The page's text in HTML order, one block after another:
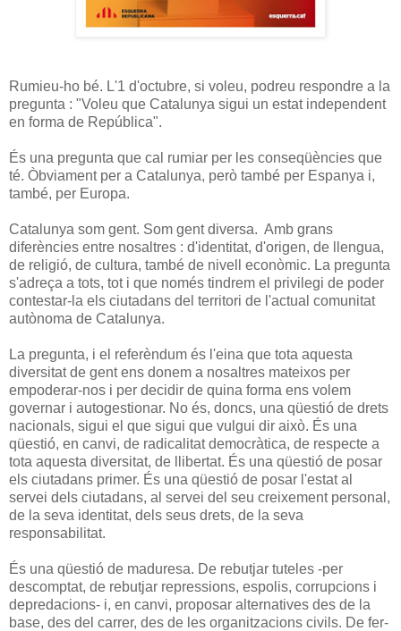
Rumieu-ho bé. L'1 d'octubre, si voleu, podreu respondre a la
pregunta : "Voleu que Catalunya sigui un estat independent
en forma de República".
És una pregunta que cal rumiar per les conseqüències que
té. Òbviament per a Catalunya, però també per Espanya i,
també, per Europa.
Catalunya som gent. Som gent diversa. Amb grans
diferències entre nosaltres : d'identitat, d'origen, de llengua,
de religió, de cultura, també de nivell econòmic. La pregunta
s'adreça a tots, tot i que només tindrem el privilegi de poder
contestar-la els ciutadans del territori de l'actual comunitat
autònoma de Catalunya.
La pregunta, i el referèndum és l'eina que tota aquesta
diversitat de gent ens donem a nosaltres mateixos per
empoderar-nos i per decidir de quina forma ens volem
governar i autogestionar. No és, doncs, una qüestió de drets
nacionals, sigui el que sigui que vulgui dir això. És una
qüestió, en canvi, de radicalitat democràtica, de respecte a
tota aquesta diversitat, de llibertat. És una qüestió de posar
els ciutadans primer. És una qüestió de posar l'estat al
servei dels ciutadans, al servei del seu creixement personal,
de la seva identitat, dels seus drets, de la seva
responsabilitat.
És una qüestió de maduresa. De rebutjar tuteles -per
descomptat, de rebutjar repressions, espolis, corrupcions i
depredacions- i, en canvi, proposar alternatives des de la
base, des del carrer, des de les organitzacions civils. De fer-